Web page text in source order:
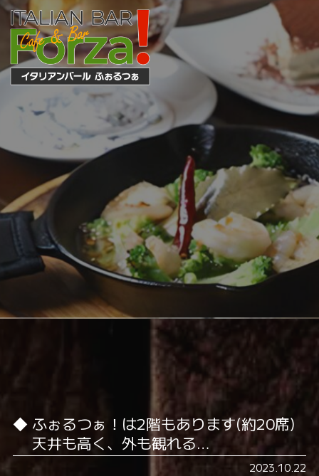
ふぉるつぁ！は2階もあります️(約20席)
天井も高く、外も観れる…
2023.10.22